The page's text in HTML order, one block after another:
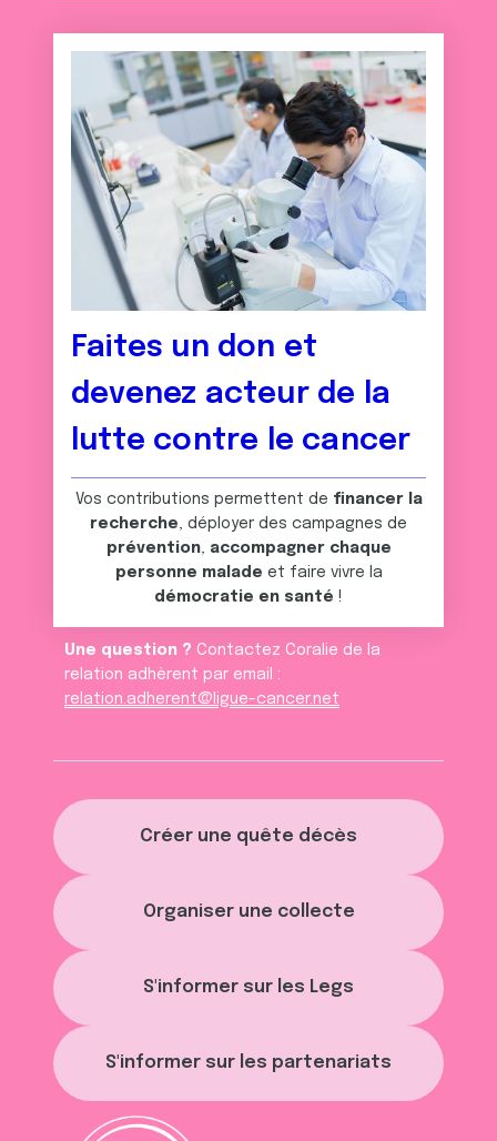
Créer une quête décès
Organiser une collecte
S'informer sur les Legs
S'informer sur les partenariats
Faites un don et
devenez acteur de la
lutte contre le cancer
Vos contributions permettent de financer la
recherche, déployer des campagnes de
prévention, accompagner chaque
personne malade et faire vivre la
démocratie en santé !
Une question ? Contactez Coralie de la
relation adhèrent par email :
relation.adherent@ligue-cancer.net